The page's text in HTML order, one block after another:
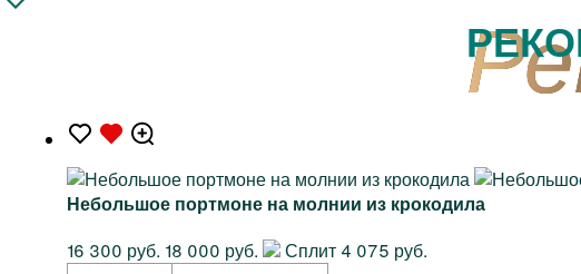
Небольшое портмоне на молнии из крокодила
16 300 руб. 18 000 руб.
Сплит 4 075 руб.